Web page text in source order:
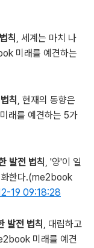
칙, 세계는 마치 나
미래를 예견하는
칙, 현재의 동향은
래를 예견하는 5가
발전 법칙, '양'이 일
한다.(me2book
19 09:18:28
발전 법칙, 대립하고
미래를 예견